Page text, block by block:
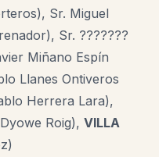
Sr. Miguel
Sr. ???????
Miñano Espín
Llanes Ontiveros
Herrera Lara),
Roig), VILLA